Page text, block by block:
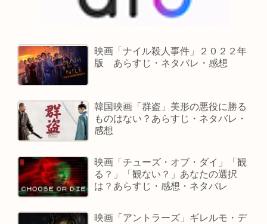
映画「ナイル殺人事件」２０２２年
版 あらすじ・ネタバレ・感想
韓国映画「群盗」美形の悪役に勝る
ものはない？あらすじ・ネタバレ・
感想
映画「チューズ・オブ・ダイ」「観
る？」「観ない？」あなたの選択
は？あらすじ・感想・ネタバレ
映画「アントラーズ」ギレルモ・デ